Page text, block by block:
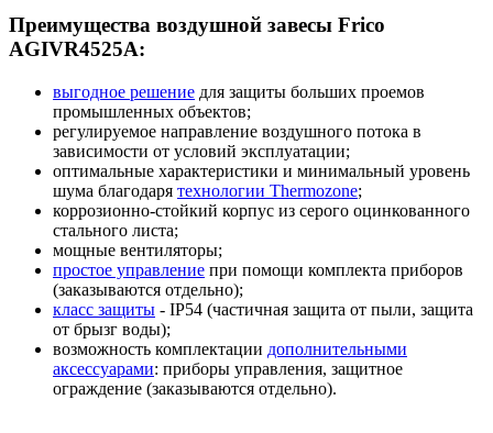
Преимущества воздушной завесы Frico
AGIVR4525A:
выгодное решение для защиты больших проемов
промышленных объектов;
регулируемое направление воздушного потока в
зависимости от условий эксплуатации;
оптимальные характеристики и минимальный уровень
шума благодаря технологии Thermozone;
коррозионно-стойкий корпус из серого оцинкованного
стального листа;
мощные вентиляторы;
простое управление при помощи комплекта приборов
(заказываются отдельно);
класс защиты - IP54 (частичная защита от пыли, защита
от брызг воды);
возможность комплектации дополнительными
аксессуарами: приборы управления, защитное
ограждение (заказываются отдельно).